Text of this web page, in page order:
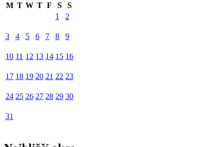
M T W T F S
S
1
2
3 4 5 6 7 8 9
10 11 12 13 14 15 16
17 18 19 20 21 22 23
24 25 26 27 28 29 30
31